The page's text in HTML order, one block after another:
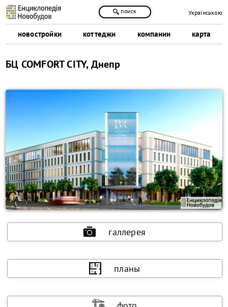
новостройки коттеджи компании карта
поиск Українською
БЦ COMFORT CITY, Днепр
галлерея
планы